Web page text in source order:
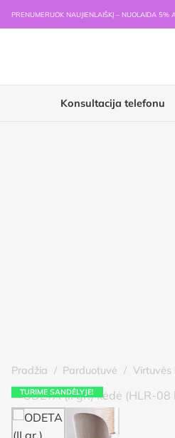
PRENUMERUOK NAUJIENLAIŠKĮ – NUOLAIDA 5%
Konsultacija telefonu
Pradžia / Parduotuvė / Virtuvės
TURIME SANDĖLYJE!